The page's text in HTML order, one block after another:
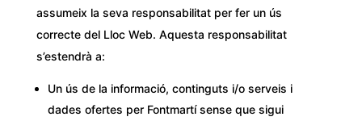
assumeix la seva responsabilitat per fer un ús
correcte del Lloc Web. Aquesta responsabilitat
s’estendrà a:
Un ús de la informació, continguts i/o serveis i
dades ofertes per Fontmartí sense que sigui